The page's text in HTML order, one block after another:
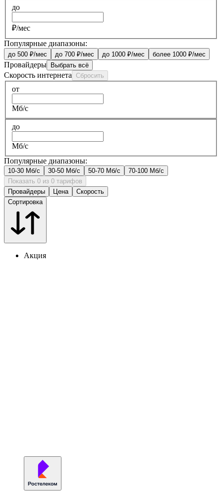
до
₽/мес
Популярные диапазоны:
до 500 ₽/мес до 700 ₽/мес до 1000 ₽/мес более 1000 ₽/мес
Провайдеры Выбрать всё
Скорость интернета Сбросить
от
Мб/с
до
Мб/с
Популярные диапазоны:
10-30 Мб/с 30-50 Мб/с 50-70 Мб/с
70-100 Мб/с
Показать 0 из 0 тарифов
Провайдеры
Цена
Скорость
Сортировка
Акция